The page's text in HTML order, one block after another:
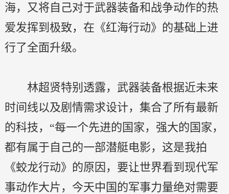
海，又将自己对于武器装备和战争动作的热
爱发挥到极致，在《红海行动》的基础上进
行了全面升级。
林超贤特别透露，武器装备根据近未来
时间线以及剧情需求设计，集合了所有最新
的科技，“每一个先进的国家，强大的国家，
都有属于自己的一部潜艇电影，这是我拍
《蛟龙行动》的原因，要让世界看到现代军
事动作大片，今天中国的军事力量绝对需要